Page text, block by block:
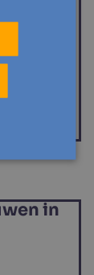
de
in de
in